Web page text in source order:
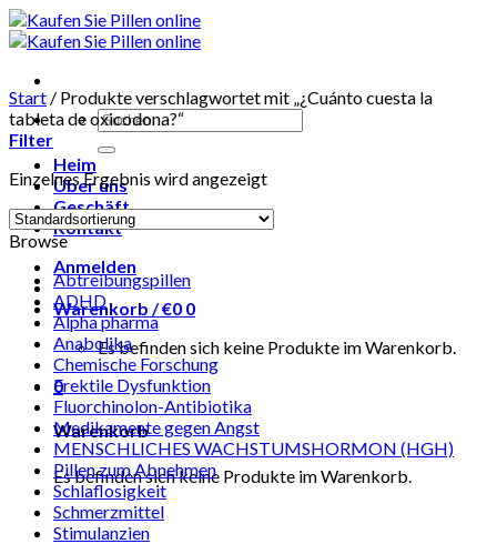
Skip
to
Suchen
nach:
Heim
Über uns
Geschäft
Kontakt
Anmelden
Warenkorb /€0 0
Es befinden sich keine Produkte im Warenkorb.
0
Warenkorb
Es befinden sich keine Produkte im Warenkorb.
Start / Produkte verschlagwortet mit „¿Cuánto cuesta la
tableta de oxicodona?“
Filter
Einzelnes Ergebnis wird angezeigt
Browse
Abtreibungspillen
ADHD
Alpha pharma
Anabolika
Chemische Forschung
Erektile Dysfunktion
Fluorchinolon-Antibiotika
Medikamente gegen Angst
MENSCHLICHES WACHSTUMSHORMON (HGH)
Pillen zum Abnehmen
Schlaflosigkeit
Schmerzmittel
Stimulanzien